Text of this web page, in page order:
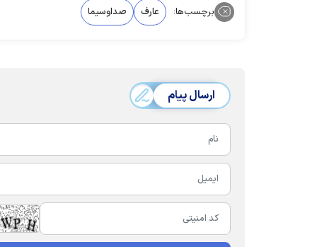
برچسب‌ها: عارف صداوسیما
ارسال پیام